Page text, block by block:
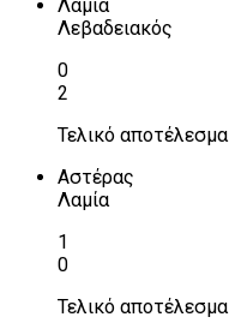
Λαμία
Λεβαδειακός
0
2
Τελικό αποτέλεσμα
Αστέρας
Λαμία
1
0
Τελικό αποτέλεσμα